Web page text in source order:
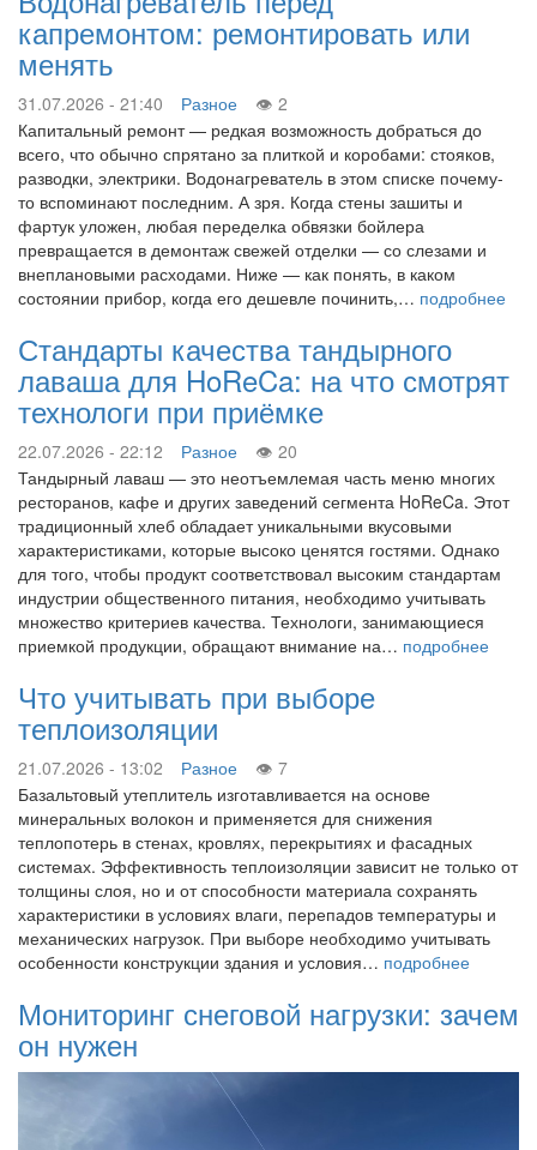
капремонтом: ремонтировать или
менять
31.07.2026 - 21:40 Разное
2
Капитальный ремонт — редкая возможность добраться до
всего, что обычно спрятано за плиткой и коробами: стояков,
разводки, электрики. Водонагреватель в этом списке почему-
то вспоминают последним. А зря. Когда стены зашиты и
фартук уложен, любая переделка обвязки бойлера
превращается в демонтаж свежей отделки — со слезами и
внеплановыми расходами. Ниже — как понять, в каком
состоянии прибор, когда его дешевле починить,… подробнее
Стандарты качества тандырного
лаваша для HoReCa: на что смотрят
технологи при приёмке
22.07.2026 - 22:12 Разное
20
Тандырный лаваш — это неотъемлемая часть меню многих
ресторанов, кафе и других заведений сегмента HoReCa. Этот
традиционный хлеб обладает уникальными вкусовыми
характеристиками, которые высоко ценятся гостями. Однако
для того, чтобы продукт соответствовал высоким стандартам
индустрии общественного питания, необходимо учитывать
множество критериев качества. Технологи, занимающиеся
приемкой продукции, обращают внимание на… подробнее
Что учитывать при выборе
теплоизоляции
21.07.2026 - 13:02 Разное
7
Базальтовый утеплитель изготавливается на основе
минеральных волокон и применяется для снижения
теплопотерь в стенах, кровлях, перекрытиях и фасадных
системах. Эффективность теплоизоляции зависит не только от
толщины слоя, но и от способности материала сохранять
характеристики в условиях влаги, перепадов температуры и
механических нагрузок. При выборе необходимо учитывать
особенности конструкции здания и условия… подробнее
Мониторинг снеговой нагрузки: зачем
он нужен